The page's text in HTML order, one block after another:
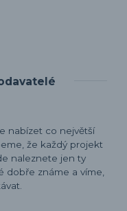
nabízet co největší
že každý projekt
naleznete jen ty
dobře známe a víme,